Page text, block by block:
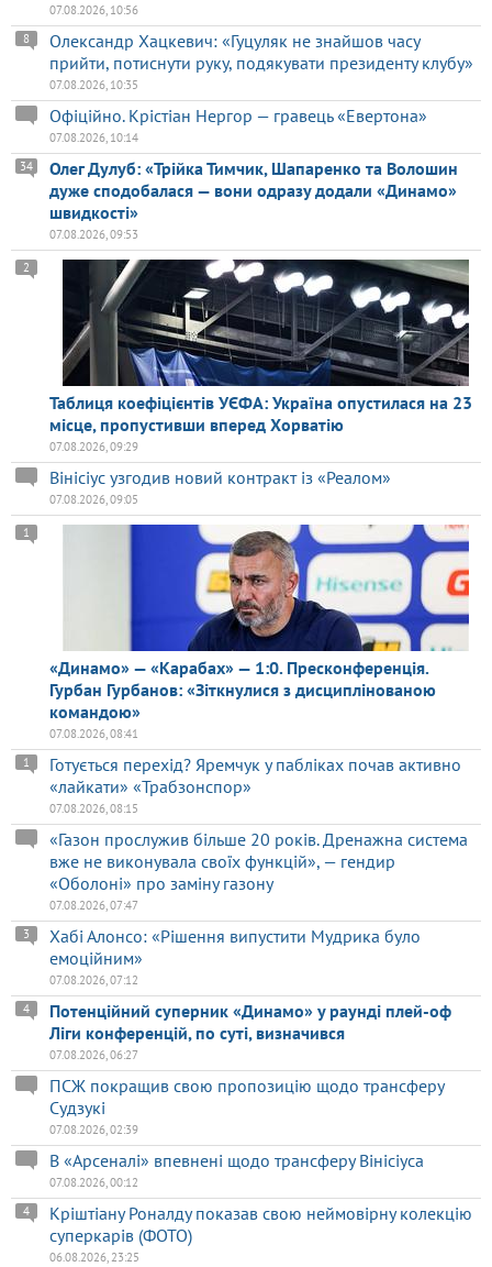
07.08.2026, 10:56
Олександр Хацкевич: «Гуцуляк не знайшов часу
прийти, потиснути руку, подякувати президенту клубу»
8
07.08.2026, 10:35
Офіційно. Крістіан Нергор — гравець «Евертона»
07.08.2026, 10:14
Олег Дулуб: «Трійка Тимчик, Шапаренко та Волошин
дуже сподобалася — вони одразу додали «Динамо»
швидкості»
34
07.08.2026, 09:53
Таблиця коефіцієнтів УЄФА: Україна опустилася на 23
місце, пропустивши вперед Хорватію
2
07.08.2026, 09:29
Вінісіус узгодив новий контракт із «Реалом»
07.08.2026, 09:05
«Динамо» — «Карабах» — 1:0. Пресконференція.
Гурбан Гурбанов: «Зіткнулися з дисциплінованою
командою»
1
07.08.2026, 08:41
Готується перехід? Яремчук у пабліках почав активно
«лайкати» «Трабзонспор»
1
07.08.2026, 08:15
«Газон прослужив більше 20 років. Дренажна система
вже не виконувала своїх функцій», — гендир
«Оболоні» про заміну газону
07.08.2026, 07:47
Хабі Алонсо: «Рішення випустити Мудрика було
емоційним»
3
07.08.2026, 07:12
Потенційний суперник «Динамо» у раунді плей-оф
Ліги конференцій, по суті, визначився
4
07.08.2026, 06:27
ПСЖ покращив свою пропозицію щодо трансферу
Судзукі
07.08.2026, 02:39
В «Арсеналі» впевнені щодо трансферу Вінісіуса
07.08.2026, 00:12
Кріштіану Роналду показав свою неймовірну колекцію
суперкарів (ФОТО)
4
06.08.2026, 23:25